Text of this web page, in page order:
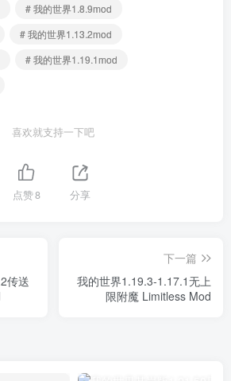
# 我的世界1.8.9mod
# 我的世界1.13.2mod
# 我的世界1.19.1mod
喜欢就支持一下吧
点赞8 分享
传送
下一篇
我的世界1.19.3-1.17.1无上
限附魔 Limitless Mod